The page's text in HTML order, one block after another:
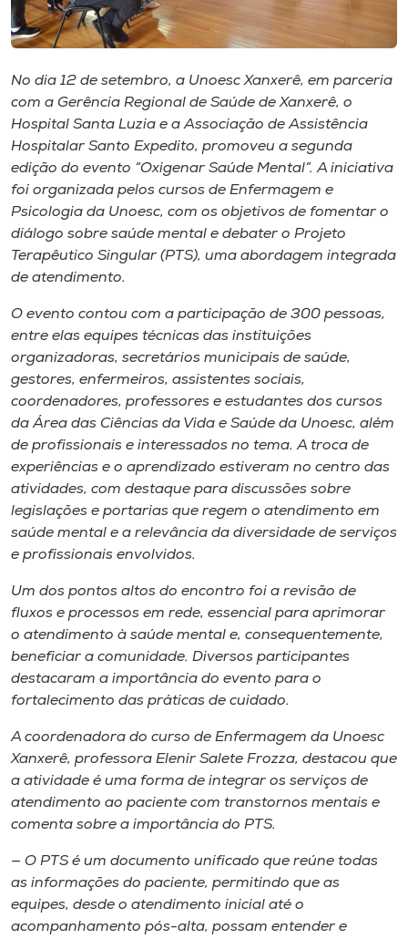
Rádio
Store
Selecione
o idioma
A+
A-
No dia 12 de setembro, a Unoesc Xanxerê, em parceria
com a Gerência Regional de Saúde de Xanxerê, o
Hospital Santa Luzia e a Associação de Assistência
Hospitalar Santo Expedito, promoveu a segunda
edição do evento “Oxigenar Saúde Mental”. A iniciativa
foi organizada pelos cursos de Enfermagem e
Psicologia da Unoesc, com os objetivos de fomentar o
diálogo sobre saúde mental e debater o Projeto
Terapêutico Singular (PTS), uma abordagem integrada
de atendimento.
O evento contou com a participação de 300 pessoas,
entre elas equipes técnicas das instituições
organizadoras, secretários municipais de saúde,
gestores, enfermeiros, assistentes sociais,
coordenadores, professores e estudantes dos cursos
da Área das Ciências da Vida e Saúde da Unoesc, além
de profissionais e interessados no tema. A troca de
experiências e o aprendizado estiveram no centro das
atividades, com destaque para discussões sobre
legislações e portarias que regem o atendimento em
saúde mental e a relevância da diversidade de serviços
e profissionais envolvidos.
Um dos pontos altos do encontro foi a revisão de
fluxos e processos em rede, essencial para aprimorar
o atendimento à saúde mental e, consequentemente,
beneficiar a comunidade. Diversos participantes
destacaram a importância do evento para o
fortalecimento das práticas de cuidado.
A coordenadora do curso de Enfermagem da Unoesc
Xanxerê, professora Elenir Salete Frozza, destacou que
a atividade é uma forma de integrar os serviços de
atendimento ao paciente com transtornos mentais e
comenta sobre a importância do PTS.
— O PTS é um documento unificado que reúne todas
as informações do paciente, permitindo que as
equipes, desde o atendimento inicial até o
acompanhamento pós-alta, possam entender e